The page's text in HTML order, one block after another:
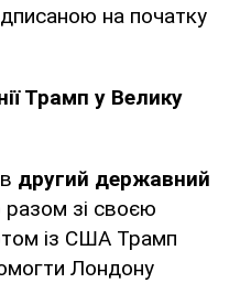
на початку
Трамп у Велику
другий державний
разом зі своєю
із США Трамп
Лондону